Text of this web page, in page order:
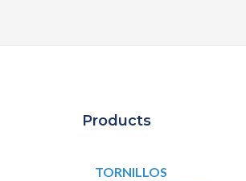
Products
TORNILLOS